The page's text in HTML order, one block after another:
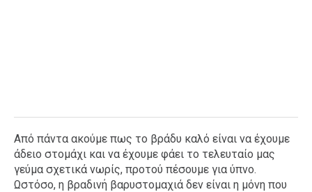
Από πάντα ακούμε πως το βράδυ καλό είναι να έχουμε
άδειο στομάχι και να έχουμε φάει το τελευταίο μας
γεύμα σχετικά νωρίς, προτού πέσουμε για ύπνο.
Ωστόσο, η βραδινή βαρυστομαχιά δεν είναι η μόνη που